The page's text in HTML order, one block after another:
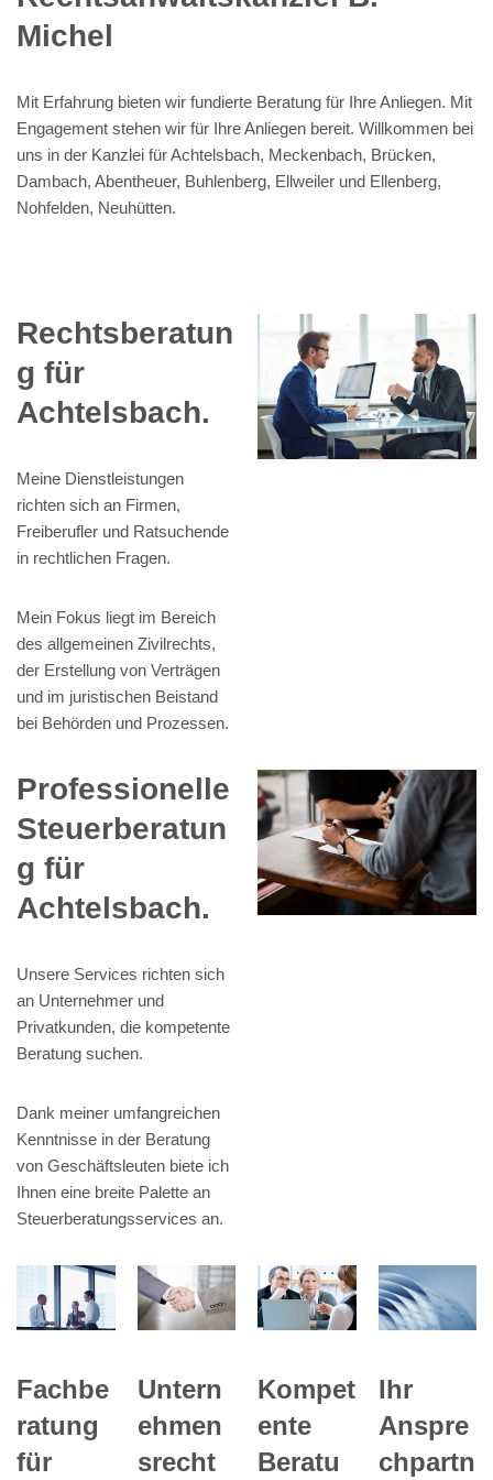
Michel
Mit Erfahrung bieten wir fundierte Beratung für Ihre Anliegen. Mit
Engagement stehen wir für Ihre Anliegen bereit. Willkommen bei
uns in der Kanzlei für Achtelsbach, Meckenbach, Brücken,
Dambach, Abentheuer, Buhlenberg, Ellweiler und Ellenberg,
Nohfelden, Neuhütten.
Rechtsberatun
g für
Achtelsbach.
Meine Dienstleistungen
richten sich an Firmen,
Freiberufler und Ratsuchende
in rechtlichen Fragen.
Mein Fokus liegt im Bereich
des allgemeinen Zivilrechts,
der Erstellung von Verträgen
und im juristischen Beistand
bei Behörden und Prozessen.
Professionelle
Steuerberatun
g für
Achtelsbach.
Unsere Services richten sich
an Unternehmer und
Privatkunden, die kompetente
Beratung suchen.
Dank meiner umfangreichen
Kenntnisse in der Beratung
von Geschäftsleuten biete ich
Ihnen eine breite Palette an
Steuerberatungsservices an.
Fachbe
ratung
für
Untern
ehmen
srecht
Kompet
ente
Beratu
Ihr
Anspre
chpartn